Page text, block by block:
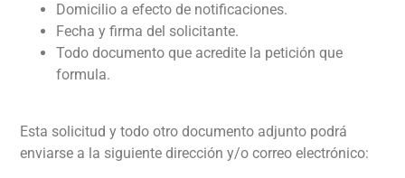
Domicilio a efecto de notificaciones.
Fecha y firma del solicitante.
Todo documento que acredite la petición que
formula.
Esta solicitud y todo otro documento adjunto podrá
enviarse a la siguiente dirección y/o correo electrónico: